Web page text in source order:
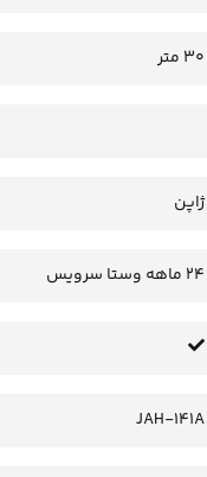
30 متر
ژاپن
24 ماهه وستا سرویس
JAH-141A